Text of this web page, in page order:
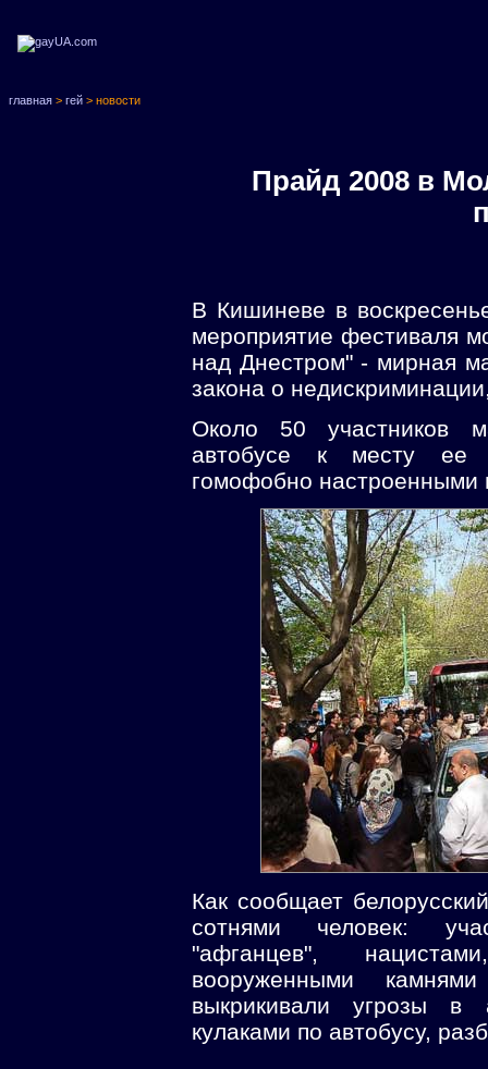
главная > гей > новости
Прайд 2008 в
В Кишиневе в
мероприятие фестиваля
над Днестром" - мирная
закона о
Около 50 участников
автобусе к месту ее
гомофобно настроенными
Как сообщает
сотнями человек:
"афганцев",
вооруженными
выкрикивали угрозы в
кулаками по автобусу,